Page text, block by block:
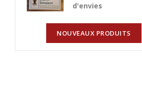
d'envies
NOUVEAUX PRODUITS